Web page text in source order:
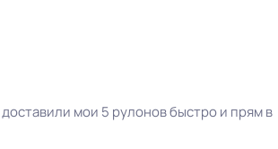
мои 5 рулонов быстро и прям в